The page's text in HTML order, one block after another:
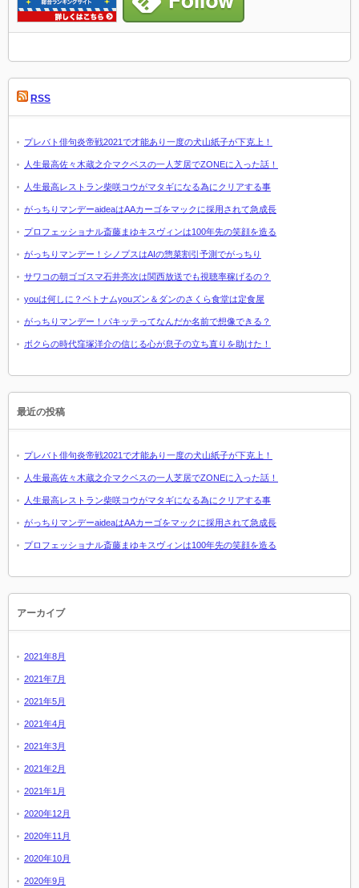
RSS
プレバト俳句炎帝戦2021で才能あり一度の犬山紙子が下克上！
人生最高佐々木蔵之介マクベスの一人芝居でZONEに入った話！
人生最高レストラン柴咲コウがマタギになる為にクリアする事
がっちりマンデーaideaはAAカーゴをマックに採用されて急成長
プロフェッショナル斎藤まゆキスヴィンは100年先の笑顔を造る
がっちりマンデー！シノプスはAIの惣菜割引予測でがっちり
サワコの朝ゴゴスマ石井亮次は関西放送でも視聴率稼げるの？
youは何しに？ベトナムyouズン＆ダンのさくら食堂は定食屋
がっちりマンデー！パキッテってなんだか名前で想像できる？
ボクらの時代窪塚洋介の信じる心が息子の立ち直りを助けた！
最近の投稿
プレバト俳句炎帝戦2021で才能あり一度の犬山紙子が下克上！
人生最高佐々木蔵之介マクベスの一人芝居でZONEに入った話！
人生最高レストラン柴咲コウがマタギになる為にクリアする事
がっちりマンデーaideaはAAカーゴをマックに採用されて急成長
プロフェッショナル斎藤まゆキスヴィンは100年先の笑顔を造る
アーカイブ
2021年8月
2021年7月
2021年5月
2021年4月
2021年3月
2021年2月
2021年1月
2020年12月
2020年11月
2020年10月
2020年9月